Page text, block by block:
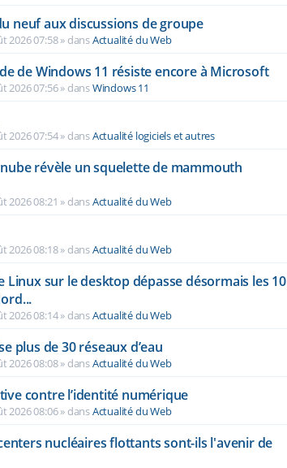
neuf aux discussions de groupe
2026 07:58» dansActualité du Web
de Windows 11 résiste encore à Microsoft
2026 07:56» dansWindows 11
2026 07:54» dansActualité logiciels et autres
révèle un squelette de mammouth
2026 08:21 » dansActualité du Web
2026 08:18» dansActualité du Web
Linux sur le desktop dépasse désormais les 10
2026 08:14» dansActualité du Web
plus de 30 réseaux d’eau
2026 08:08» dansActualité du Web
contre l’identité numérique
2026 08:06» dansActualité du Web
nucléaires flottants sont-ils l'avenir de